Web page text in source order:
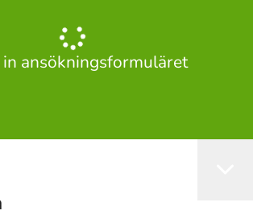
in ansökningsformuläret